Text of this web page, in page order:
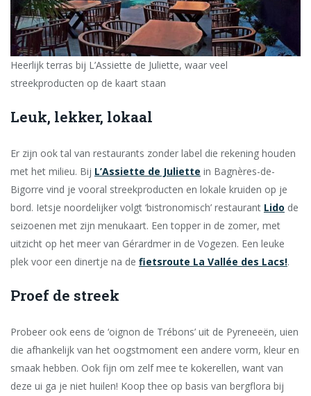
Heerlijk terras bij L’Assiette de Juliette, waar veel
streekproducten op de kaart staan
Leuk, lekker, lokaal
Er zijn ook tal van restaurants zonder label die rekening houden
met het milieu. Bij L’Assiette de Juliette in Bagnères-de-
Bigorre vind je vooral streekproducten en lokale kruiden op je
bord. Ietsje noordelijker volgt ‘bistronomisch’ restaurant Lido de
seizoenen met zijn menukaart. Een topper in de zomer, met
uitzicht op het meer van Gérardmer in de Vogezen. Een leuke
plek voor een dinertje na de fietsroute La Vallée des Lacs!.
Proef de streek
Probeer ook eens de ‘oignon de Trébons’ uit de Pyreneeën, uien
die afhankelijk van het oogstmoment een andere vorm, kleur en
smaak hebben. Ook fijn om zelf mee te kokerellen, want van
deze ui ga je niet huilen! Koop thee op basis van bergflora bij